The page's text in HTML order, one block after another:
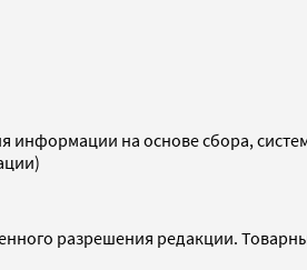
на основе сбора,
разрешения редакции.